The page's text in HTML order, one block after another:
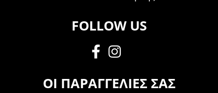
FOLLOW US
ΟΙ ΠΑΡΑΓΓΕΛΊΕΣ ΣΑΣ